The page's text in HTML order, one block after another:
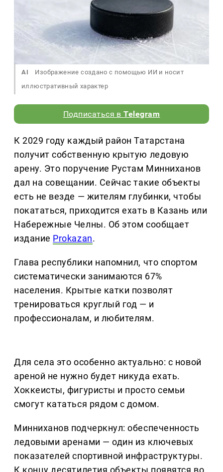
AI
Изображение создано с помощью ИИ и носит
иллюстративный характер
Подписаться вTelegram
К 2029 году каждый район Татарстана
получит собственную крытую ледовую
арену. Это поручение Рустам Минниханов
дал на совещании. Сейчас такие объекты
есть не везде — жителям глубинки, чтобы
покататься, приходится ехать в Казань или
Набережные Челны. Об этом сообщает
издание Prokazan.
Глава республики напомнил, что спортом
систематически занимаются 67%
населения. Крытые катки позволят
тренироваться круглый год — и
профессионалам, и любителям.
Для села это особенно актуально: с новой
ареной не нужно будет никуда ехать.
Хоккеисты, фигуристы и просто семьи
смогут кататься рядом с домом.
Минниханов подчеркнул: обеспеченность
ледовыми аренами — один из ключевых
показателей спортивной инфраструктуры.
К концу десятилетия объекты появятся во